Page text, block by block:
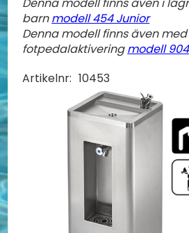
barnmodell 454 Junior
Denna modell finns även med
fotpedalaktiveringmodell
Artikelnr: 10453